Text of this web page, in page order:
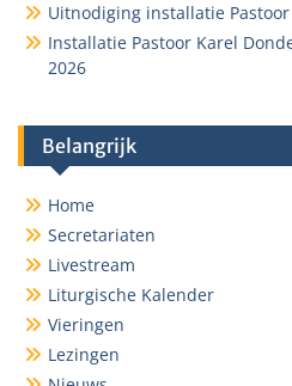
Uitnodiging installatie
Installatie Pastoor Karel
2026
Belangrijk
Home
Secretariaten
Livestream
Liturgische Kalender
Vieringen
Lezingen